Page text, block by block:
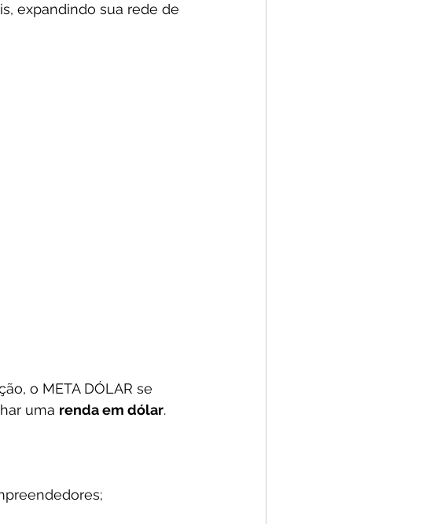
expandindo sua rede de
o META DÓLAR se
uma renda em dólar.